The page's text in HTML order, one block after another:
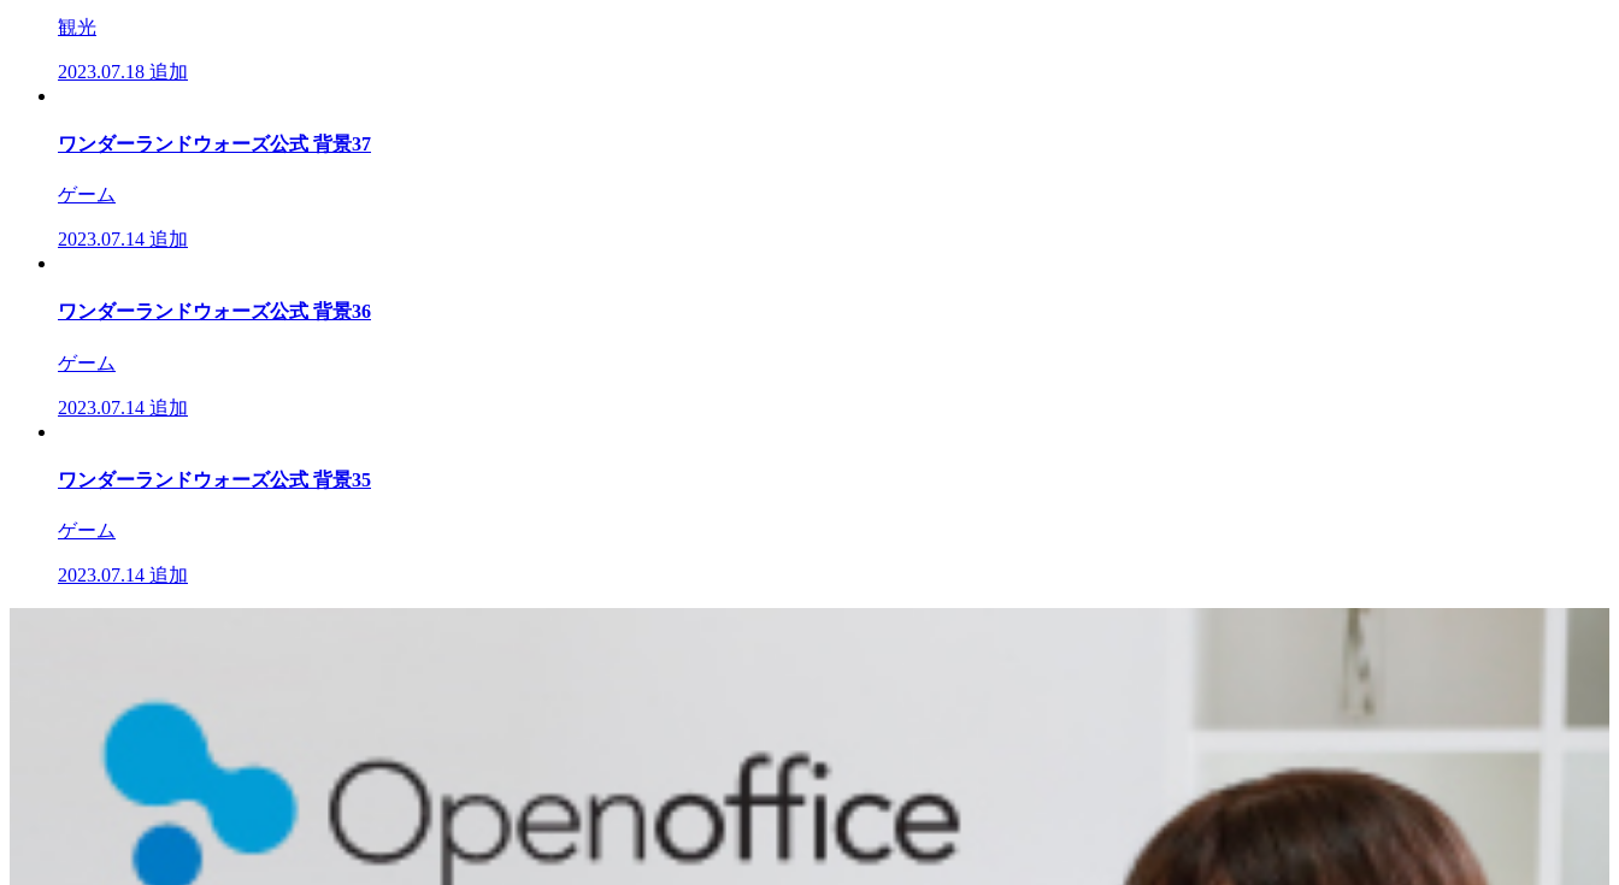
観光
2023.07.18 追加
ワンダーランドウォーズ公式 背景37
ゲーム
2023.07.14 追加
ワンダーランドウォーズ公式 背景36
ゲーム
2023.07.14 追加
ワンダーランドウォーズ公式 背景35
ゲーム
2023.07.14 追加